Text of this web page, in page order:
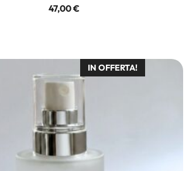
5.00
su 5
47,00€
IN OFFERTA!